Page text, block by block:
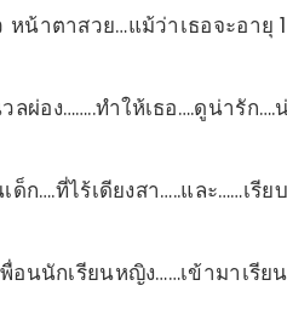
น้าตาสวย…แม้ว่าเธอจะอายุ
ผ่อง……..ทำให้เธอ….ดูน่ารัก
ด็ก….ที่ไร้เดียงสา…..และ……เรีย
อนนักเรียนหญิง……เข้ามาเรี